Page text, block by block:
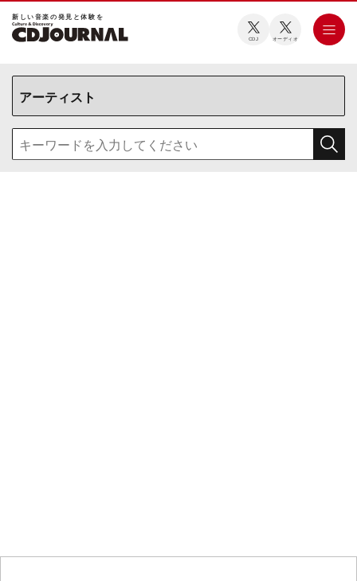
新しい⾳楽の発⾒と体験を
CDJ オーディオ